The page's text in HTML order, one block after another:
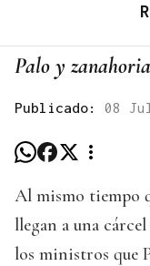
Palo y zanahoria
Publicado: 08
Al mismo tiempo
llegan a una
los ministros que